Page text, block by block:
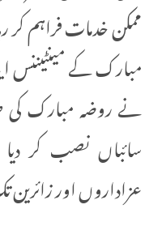
ممکن خدمات فراہم
مبارک کے مینٹیننس
نے روضہ مبارک
سائباں نصب کر
عزاداروں اور زائرین